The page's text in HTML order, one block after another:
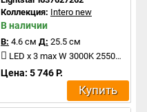
Коллекция: Intero new
В наличии
В: 4.6 см Д: 25.5 см
LED x 3 max W 3000K 2550Lm
Цена: 5 746 Р.
Купить